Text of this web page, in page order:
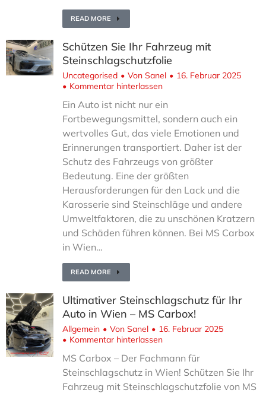
READ MORE
Schützen Sie Ihr Fahrzeug mit
Steinschlagschutzfolie
Uncategorised Von Sanel
16. Februar 2025
Kommentar hinterlassen
Ein Auto ist nicht nur ein
Fortbewegungsmittel, sondern auch ein
wertvolles Gut, das viele Emotionen und
Erinnerungen transportiert. Daher ist der
Schutz des Fahrzeugs von größter
Bedeutung. Eine der größten
Herausforderungen für den Lack und die
Karosserie sind Steinschläge und andere
Umweltfaktoren, die zu unschönen Kratzern
und Schäden führen können. Bei MS Carbox
in Wien…
READ MORE
Ultimativer Steinschlagschutz für Ihr
Auto in Wien – MS Carbox!
Allgemein Von Sanel
16. Februar 2025
Kommentar hinterlassen
MS Carbox – Der Fachmann für
Steinschlagschutz in Wien! Schützen Sie Ihr
Fahrzeug mit Steinschlagschutzfolie von MS